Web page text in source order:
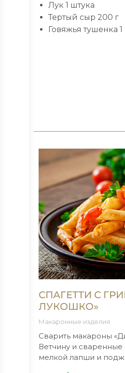
Лук 1 штука
Тертый сыр 200 г
Говяжья тушенка 1
СПАГЕТТИ С
ЛУКОШКО»
Макаронные изделия
Сварить макароны
Ветчину и
мелкой лапши и